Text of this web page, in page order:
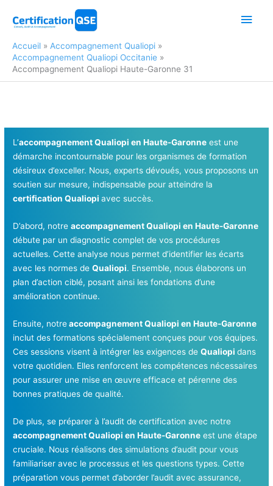
Accueil
Accompagnement Qualiopi
Accompagnement Qualiopi Occitanie
Accompagnement Qualiopi Haute-Garonne 31
L’accompagnement Qualiopi en Haute-Garonne est une
démarche incontournable pour les organismes de formation
désireux d’exceller. Nous, experts dévoués, vous proposons un
soutien sur mesure, indispensable pour atteindre la
certification Qualiopiavec succès.
D’abord, notreaccompagnement Qualiopi en Haute-Garonne
débute par un diagnostic complet de vos procédures
actuelles. Cette analyse nous permet d’identifier les écarts
avec les normes deQualiopi. Ensemble, nous élaborons un
plan d’action ciblé, posant ainsi les fondations d’une
amélioration continue.
Ensuite, notreaccompagnement Qualiopi en Haute-Garonne
inclut des formations spécialement conçues pour vos équipes.
Ces sessions visent à intégrer les exigences deQualiopidans
votre quotidien. Elles renforcent les compétences nécessaires
pour assurer une mise en œuvre efficace et pérenne des
bonnes pratiques de qualité.
De plus, se préparer à l’audit de certification avec notre
accompagnement Qualiopi en Haute-Garonne est une étape
cruciale. Nous réalisons des simulations d’audit pour vous
familiariser avec le processus et les questions types. Cette
préparation vous permet d’aborder l’audit avec assurance,